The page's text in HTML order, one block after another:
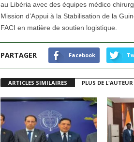
au Libéria avec des équipes médico
Mission d’Appui à la Stabilisation de la
FACI en matière de soutien logistique.
PARTAGER Facebook
ARTICLES SIMILAIRES PLUS DE L'AUTEUR